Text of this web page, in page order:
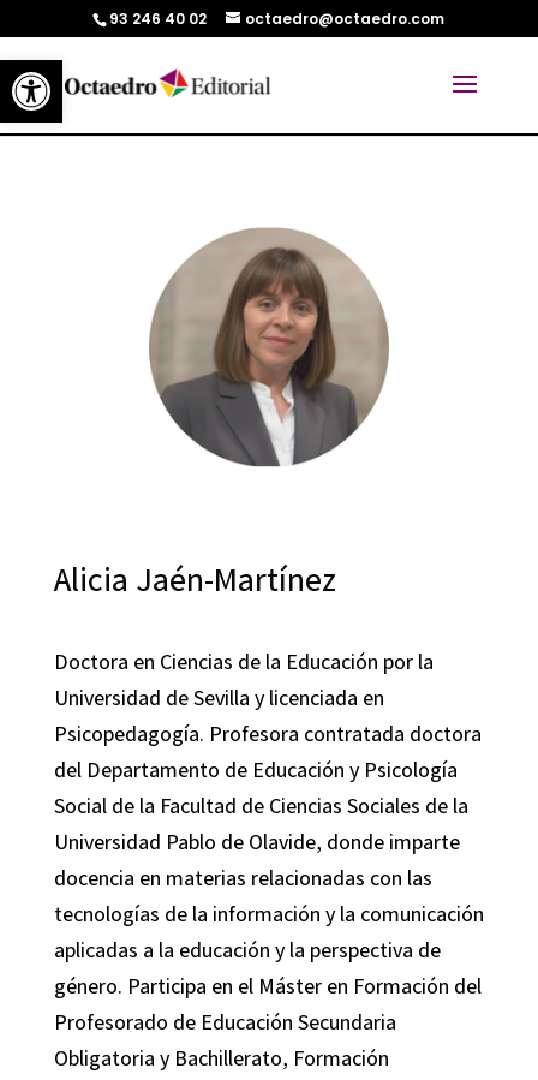
Abrir barra de herramientas
93 246 40 02 octaedro@octaedro.com
Alicia Jaén-Martínez
Doctora en Ciencias de la Educación por la
Universidad de Sevilla y licenciada en
Psicopedagogía. Profesora contratada doctora
del Departamento de Educación y Psicología
Social de la Facultad de Ciencias Sociales de la
Universidad Pablo de Olavide, donde imparte
docencia en materias relacionadas con las
tecnologías de la información y la comunicación
aplicadas a la educación y la perspectiva de
género. Participa en el Máster en Formación del
Profesorado de Educación Secundaria
Obligatoria y Bachillerato, Formación